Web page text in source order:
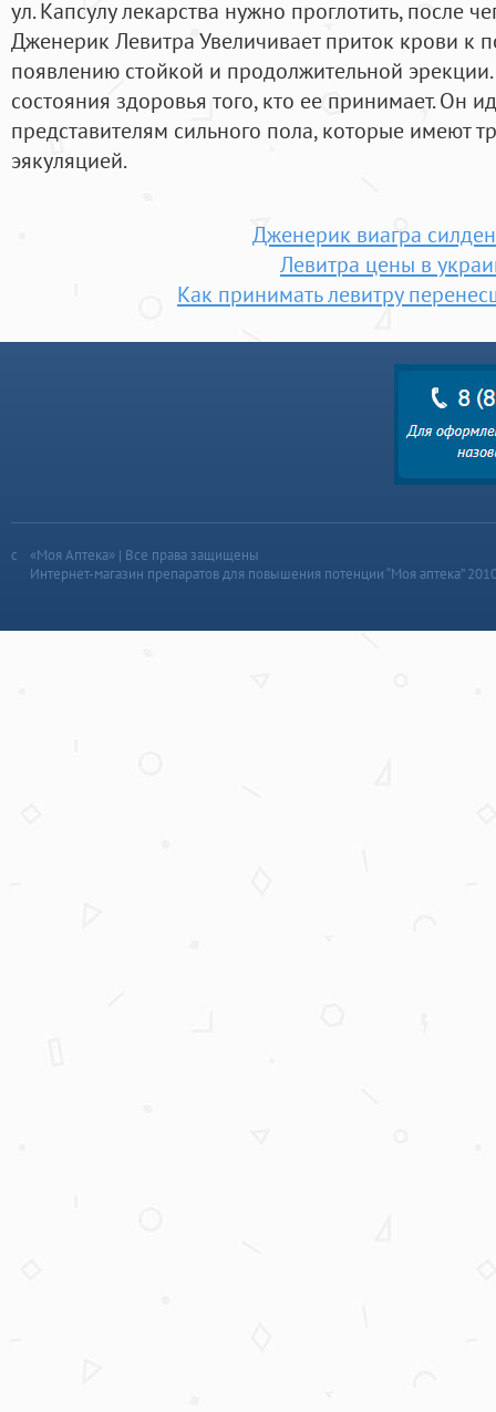
ул. Капсулу лекарства нужно проглотить, после
Дженерик Левитра Увеличивает приток крови к
появлению стойкой и продолжительной эрекции.
состояния здоровья того, кто ее принимает. Он
представителям сильного пола, которые имеют
эякуляцией.
Дженерик виагра
Левитра цены в
Как принимать левитру
«Моя Аптека» | Все права защищены
Интернет-магазин препаратов для повышения потенции “Моя аптека”